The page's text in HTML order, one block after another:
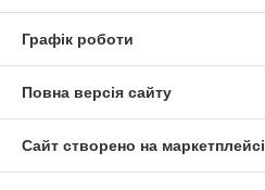
Графік роботи
Повна версія сайту
Сайт створено на маркетплейсі